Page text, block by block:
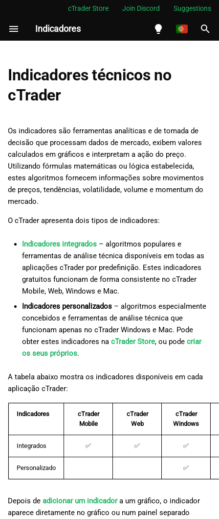
cTrader Store Join Discord Suggestions
Indicadores
Español
Melayu
ไทย
Tiếng Việt
한국어
Deutsch
Français
Italiano
Русский
Türkçe
I
i
i
a
a
Indicadores técnicos no
cTrader
Os indicadores são ferramentas analíticas e de tomada de
decisão que processam dados de mercado, exibem valores
calculados em gráficos e interpretam a ação do preço.
Utilizando fórmulas matemáticas ou lógica estabelecida,
estes algoritmos fornecem informações sobre movimentos
de preços, tendências, volatilidade, volume e momentum do
mercado.
O cTrader apresenta dois tipos de indicadores:
Indicadores integrados– algoritmos populares e
ferramentas de análise técnica disponíveis em todas as
aplicações cTrader por predefinição. Estes indicadores
gratuitos funcionam de forma consistente no cTrader
Mobile, Web, Windows e Mac.
Indicadores personalizados– algoritmos especialmente
concebidos e ferramentas de análise técnica que
funcionam apenas no cTrader Windows e Mac. Pode
obter estes indicadores na cTrader Store, ou pode criar
os seus próprios.
A tabela abaixo mostra os indicadores disponíveis em cada
aplicação cTrader:
Indicadores
cTrader
Mobile
cTrader
Web
cTrader
Windows
Integrados ✅ ✅ ✅
Personalizado ✅
Depois de adicionar um indicadora um gráfico, o indicador
aparece diretamente no gráfico ou num painel separado